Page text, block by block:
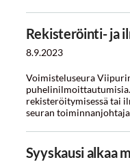
Rekisteröinti- ja
8.9.2023
Voimisteluseura
rekisteröitymisessä tai
seuran
Syyskausi alkaa